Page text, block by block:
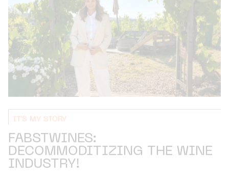
IT'S MY STORY
FABSTWINES:
DECOMMODITIZING THE WINE
INDUSTRY!
LIRE